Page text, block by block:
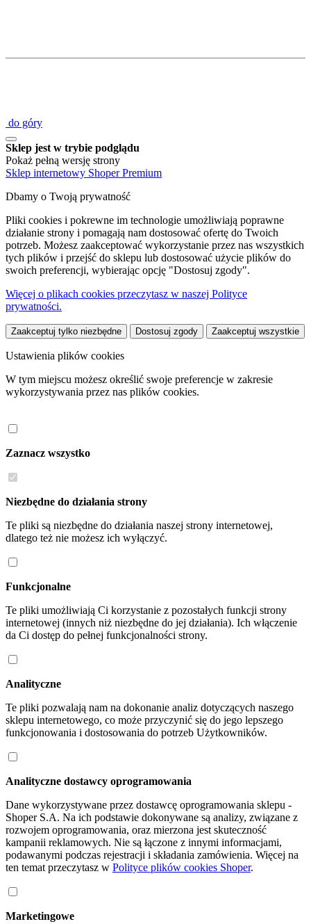
do góry
Sklep jest w trybie podglądu
Pokaż pełną wersję strony
Sklep internetowy Shoper Premium
Dbamy o Twoją prywatność
Pliki cookies i pokrewne im technologie umożliwiają poprawne
działanie strony i pomagają nam dostosować ofertę do Twoich
potrzeb. Możesz zaakceptować wykorzystanie przez nas wszystkich
tych plików i przejść do sklepu lub dostosować użycie plików do
swoich preferencji, wybierając opcję "Dostosuj zgody".
Więcej o plikach cookies przeczytasz w naszej Polityce
prywatności.
Zaakceptuj tylko niezbędne Dostosuj zgody Zaakceptuj wszystkie
Ustawienia plików cookies
W tym miejscu możesz określić swoje preferencje w zakresie
wykorzystywania przez nas plików cookies.
Zaznacz wszystko
Niezbędne do działania strony
Te pliki są niezbędne do działania naszej strony internetowej,
dlatego też nie możesz ich wyłączyć.
Funkcjonalne
Te pliki umożliwiają Ci korzystanie z pozostałych funkcji strony
internetowej (innych niż niezbędne do jej działania). Ich włączenie
da Ci dostęp do pełnej funkcjonalności strony.
Analityczne
Te pliki pozwalają nam na dokonanie analiz dotyczących naszego
sklepu internetowego, co może przyczynić się do jego lepszego
funkcjonowania i dostosowania do potrzeb Użytkowników.
Analityczne dostawcy oprogramowania
Dane wykorzystywane przez dostawcę oprogramowania sklepu -
Shoper S.A. Na ich podstawie dokonywane są analizy, związane z
rozwojem oprogramowania, oraz mierzona jest skuteczność
kampanii reklamowych. Nie są łączone z innymi informacjami,
podawanymi podczas rejestracji i składania zamówienia. Więcej na
ten temat przeczytasz w Polityce plików cookies Shoper.
Marketingowe